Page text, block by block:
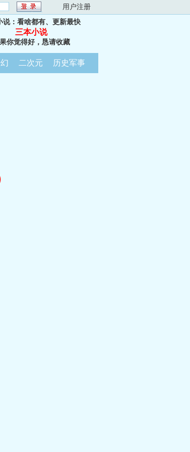
用户注册
说：看啥都有、更新最快
三本小说
你觉得好，恳请收藏
二次元 历史军事